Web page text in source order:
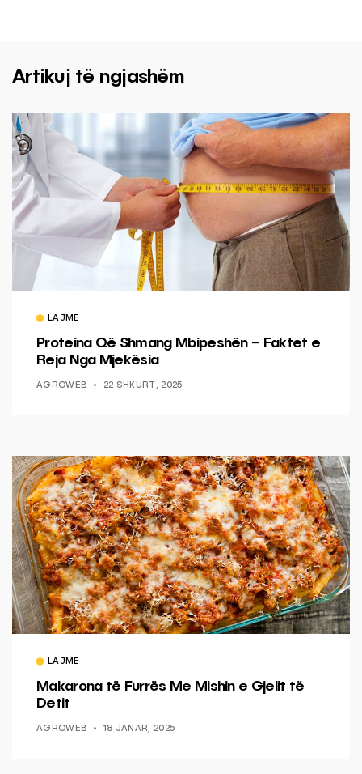
Artikuj të ngjashëm
LAJME
Proteina Që Shmang Mbipeshën – Faktet e
Reja Nga Mjekësia
AGROWEB 22 SHKURT, 2025
LAJME
Makarona të Furrës Me Mishin e Gjelit të
Detit
AGROWEB 18 JANAR, 2025